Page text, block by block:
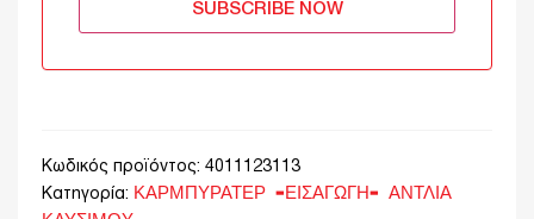
SUBSCRIBE NOW
Κωδικός προϊόντος: 4011123113
Κατηγορία: ΚΑΡΜΠΥΡΑΤΕΡ -ΕΙΣΑΓΩΓΗ- ΑΝΤΛΙΑ